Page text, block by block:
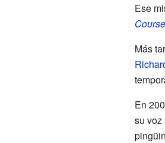
Ese
Course
Más
En
su